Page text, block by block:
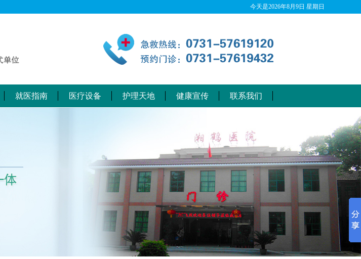
今天是2026年8月9日 星期日
就医指南 医疗设备 护理天地 健康宣传 联系我们